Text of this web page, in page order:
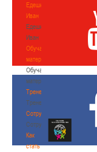
Едешко
Иван
Едешко
Иван
Обучающие
материалы
Обучающие
материалы
Тренерам
Тренерам
Сотрудничество
Сотрудничество
Как
стать